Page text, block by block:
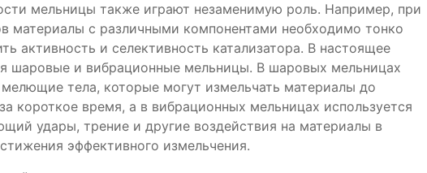
мельницы также играют незаменимую роль. Например, при
материалы с различными компонентами необходимо тонко
активность и селективность катализатора. В настоящее
шаровые и вибрационные мельницы. В шаровых мельницах
тела, которые могут измельчать материалы до
короткое время, а в вибрационных мельницах используется
удары, трение и другие воздействия на материалы в
эффективного измельчения.